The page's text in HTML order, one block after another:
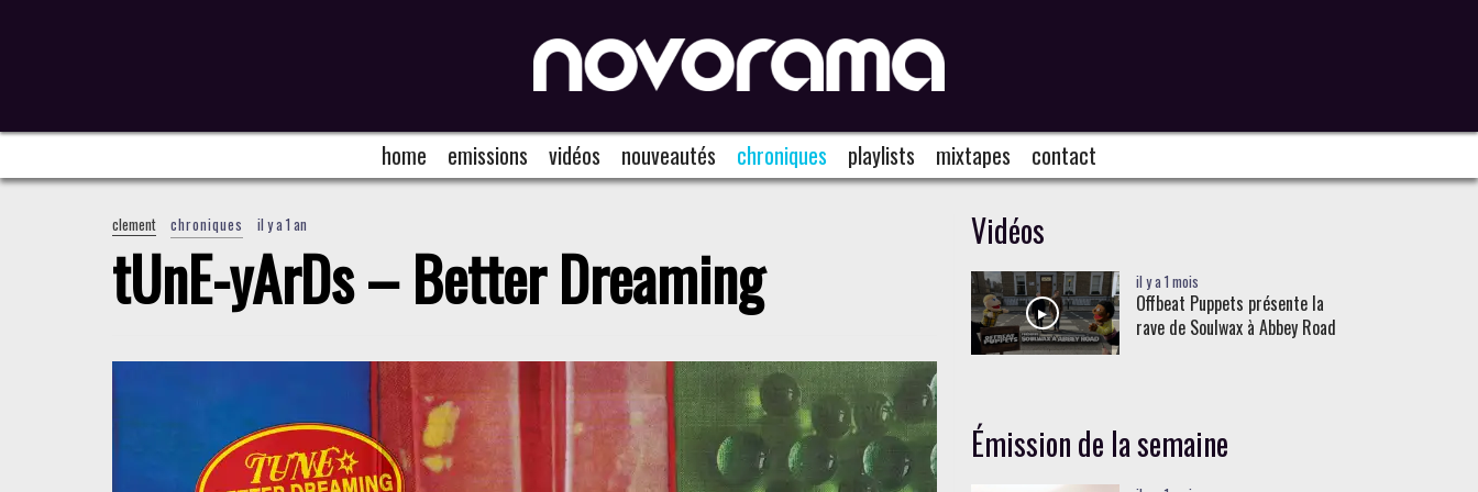
home emissions vidéos nouveautés chroniques playlists mixtapes contact
clement chroniques il y a 1 an
tUnE-yArDs – Better Dreaming
Vidéos
il y a 1 mois
Offbeat Puppets présente la
rave de Soulwax à Abbey Road
Émission de la semaine